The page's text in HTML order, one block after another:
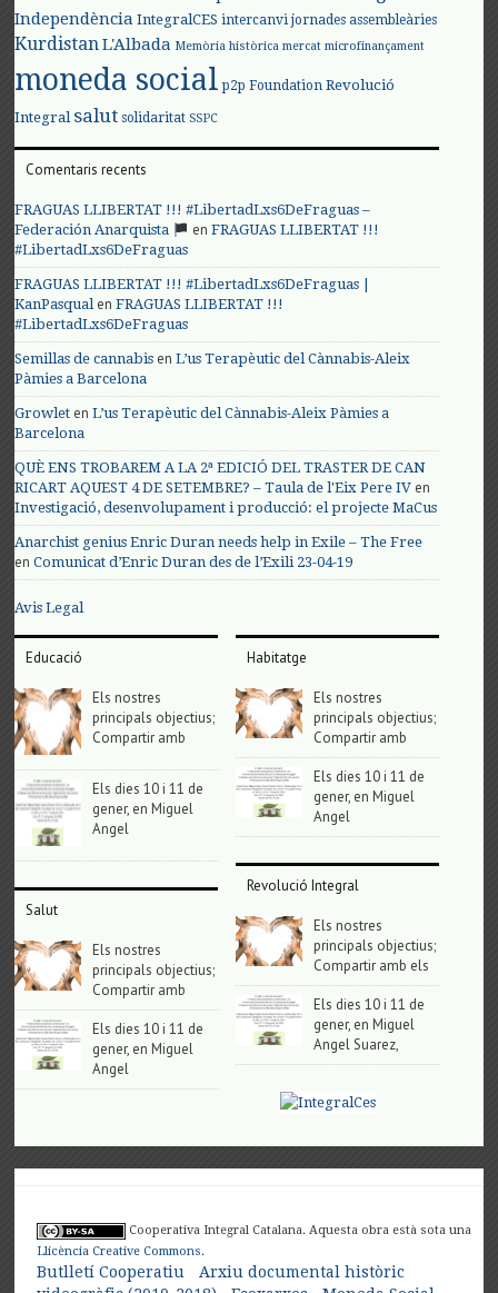
Independència IntegralCES intercanvi jornades assembleàries
KurdistanL'Albada Memòria històrica mercat microfinançament
moneda social p2p Foundation Revolució
Integral salut solidaritat SSPC
Comentaris recents
FRAGUAS LLIBERTAT !!! #LibertadLxs6DeFraguas –
Federación Anarquista
enFRAGUAS LLIBERTAT !!!
#LibertadLxs6DeFraguas
FRAGUAS LLIBERTAT !!! #LibertadLxs6DeFraguas |
KanPasqualenFRAGUAS LLIBERTAT !!!
#LibertadLxs6DeFraguas
Semillas de cannabis enL’us Terapèutic del Cànnabis-Aleix
Pàmies a Barcelona
Growlet enL’us Terapèutic del Cànnabis-Aleix Pàmies a
Barcelona
QUÈ ENS TROBAREM A LA 2ª EDICIÓ DEL TRASTER DE CAN
RICART AQUEST 4 DE SETEMBRE? – Taula de l'Eix Pere IV en
Investigació, desenvolupament i producció: el projecte MaCus
Anarchist genius Enric Duran needs help in Exile – The Free
enComunicat d’Enric Duran des de l’Exili 23-04-19
Avis Legal
Educació
Els nostres
principals objectius;
Compartir amb
Els dies 10 i 11 de
gener, en Miguel
Angel
Salut
Els nostres
principals objectius;
Compartir amb
Els dies 10 i 11 de
gener, en Miguel
Angel
Habitatge
Els nostres
principals objectius;
Compartir amb
Els dies 10 i 11 de
gener, en Miguel
Angel
Revolució Integral
Els nostres
principals objectius;
Compartir amb els
Els dies 10 i 11 de
gener, en Miguel
Angel Suarez,
Cooperativa Integral Catalana. Aquesta obra està sota una
Llicència Creative Commons.
Butlletí Cooperatiu
Arxiu documental històric